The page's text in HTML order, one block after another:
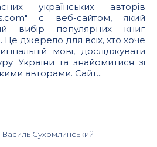
українських авторів
є веб-сайтом, який
вибір популярних книг
джерело для всіх, хто хоче
мові, досліджувати
України та знайомитися зі
авторами. Сайт...
Василь Сухомлинський